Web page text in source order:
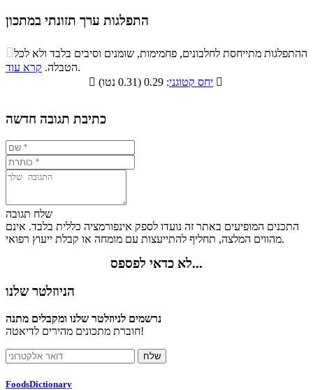
התפלגות ערך תזונתי במתכון
התפלגות ערך תזונתי במתכון
סיבים
תזונתיים
שומנים חלבונים
36.2% 38.5%
ההתפלגות מתייחסת לחלבונים, פחמימות, שומנים וסיבים בלבד ולא לכל
הטבלה. קרא עוד
.

יחס קטוגני 
כתיבת תגובה חדשה
שלח תגובה
התכנים המופיעים באתר זה נועדו לספק אינפורמציה כללית בלבד. אינם
מהווים המלצה, תחליף להתייעצות עם מומחה או קבלת ייעוץ רפואי.
לא כדאי לפספס...
הניוזלטר שלנו
נרשמים לניוזלטר שלנו ומקבלים מתנה
חוברת מתכונים מהירים לדיאטה!
FoodsDictionary